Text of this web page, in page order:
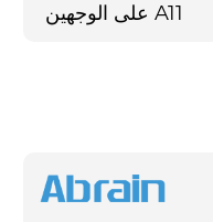
على الوجهين A11